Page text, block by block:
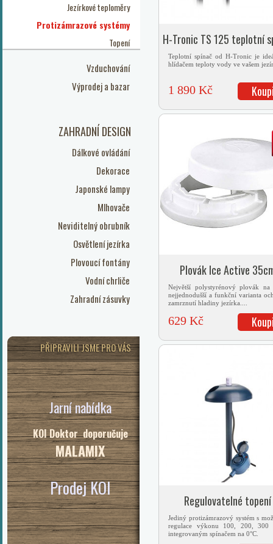
Jezírkové teploměry
Protizámrazové systémy
Topení
Vzduchování
Výprodej a bazar
ZAHRADNÍ DESIGN
Dálkové ovládání
Dekorace
Japonské lampy
Mlhovače
Neviditelný obrubník
Osvětlení jezírka
Plovoucí fontány
Vodní chrliče
Zahradní zásuvky
PŘIPRAVILI JSME PRO VÁS
Jarní nabídka
KOI Doktor doporučuje
MALAMIX
Prodej KOI
H-Tronic TS 125 teplotní
Teplotní spínač od H-Tronic je
hlídačem teploty vody ve vašem
1 890 Kč
Plovák Ice Active
Největší polystyrénový plovák na
nejjednodušší a funkční varianta
zamrznutí hladiny jezírka....
629 Kč
Regulovatelné topení
Jediný protizámrazový systém s
regulace výkonu 100, 200, 300
integrovaným spínačem na 0°C.